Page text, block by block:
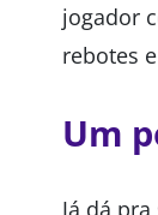
jogador
rebotes
Um
Já dá